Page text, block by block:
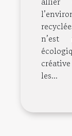
n’est
les...